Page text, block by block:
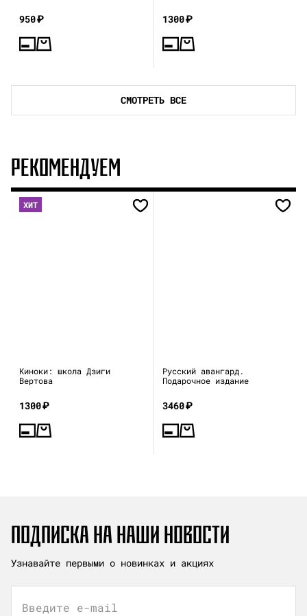
950₽ 1300₽
СМОТРЕТЬ ВСЕ
РЕКОМЕНДУЕМ
ХИТ
Киноки: школа Дзиги
Вертова
1300₽
Русский авангард.
Подарочное издание
3460₽
ПОДПИСКА НА НАШИ НОВОСТИ
Узнавайте первыми о новинках и акциях
Введите e-mail